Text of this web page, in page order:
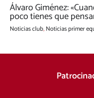
Álvaro Giménez:
poco tienes que
Noticias club,Noticias primer